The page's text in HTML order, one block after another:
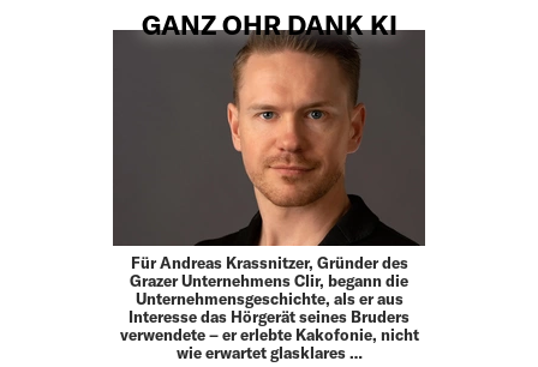
GANZ OHR DANK KI
Für Andreas Krassnitzer, Gründer des
Grazer Unternehmens Clir, be­gann die
Unternehmens­geschichte, als er aus
Interesse das Hörgerät seines Bruders
ver­wendete – er erlebte Kakofonie, nicht
wie erwartet glasklares …